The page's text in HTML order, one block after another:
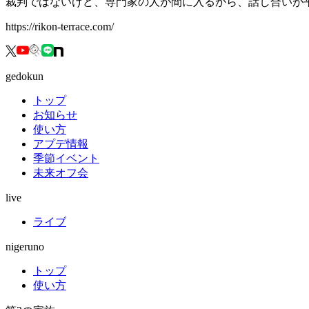
https://rikon-terrace.com/
gedokun
トップ
お知らせ
使い方
アプデ情報
季節イベント
未来オフ会
live
ライブ
nigeruno
トップ
使い方